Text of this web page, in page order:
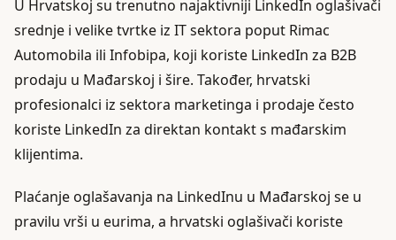
U Hrvatskoj su trenutno najaktivniji LinkedIn oglašivači
srednje i velike tvrtke iz IT sektora poput Rimac
Automobila ili Infobipa, koji koriste LinkedIn za B2B
prodaju u Mađarskoj i šire. Također, hrvatski
profesionalci iz sektora marketinga i prodaje često
koriste LinkedIn za direktan kontakt s mađarskim
klijentima.
Plaćanje oglašavanja na LinkedInu u Mađarskoj se u
pravilu vrši u eurima, a hrvatski oglašivači koriste